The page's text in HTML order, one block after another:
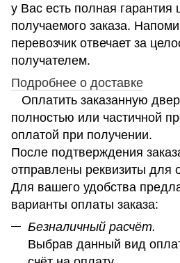
у Вас есть полная гарантия
получаемого заказа.
перевозчик отвечает за
получателем.
Подробнее о доставке
Оплатить заказанную
полностью или частичной
оплатой при получении.
После подтверждения
отправлены реквизиты для
Для вашего удобства
варианты оплаты заказа:
Безналичный расчёт.
Выбрав данный вид